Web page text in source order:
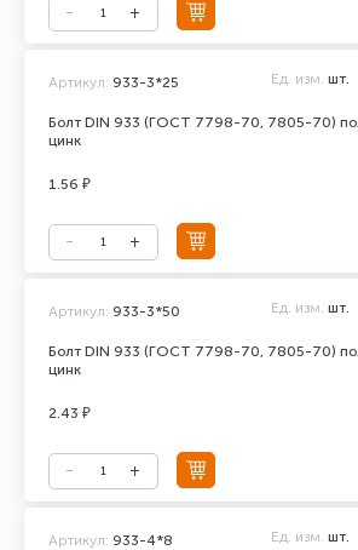
Болт DIN 933 (ГОСТ 7798-70, 7805-70)
цинк
Артикул: 933-3*25 Ед. изм. шт.
1.56 ₽
Болт DIN 933 (ГОСТ 7798-70, 7805-70)
цинк
Артикул: 933-3*50 Ед. изм. шт.
2.43 ₽
Артикул: 933-4*8 Ед. изм. шт.